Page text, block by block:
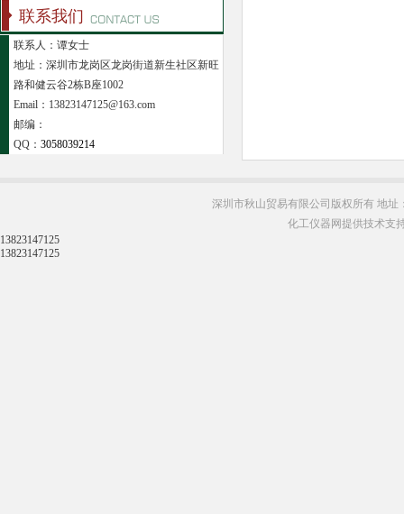
联系我们
联系人：谭女士
地址：深圳市龙岗区龙岗街道新生社区新旺
路和健云谷2栋B座1002
Email：13823147125@163.com
邮编：
QQ： 3058039214
深圳市秋山贸易有限公司版权所有 地址
化工仪器网提供技术支
13823147125
13823147125